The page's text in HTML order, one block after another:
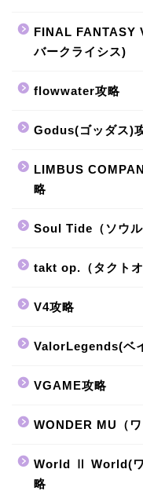
FINAL FANTASY
バークライシス)
flowwater攻略
Godus(ゴッダス)
LIMBUS
略
Soul Tide（ソウ
takt op.（タクト
V4攻略
ValorLegends(ベ
VGAME攻略
WONDER MU（
World Ⅱ World(ワ
略